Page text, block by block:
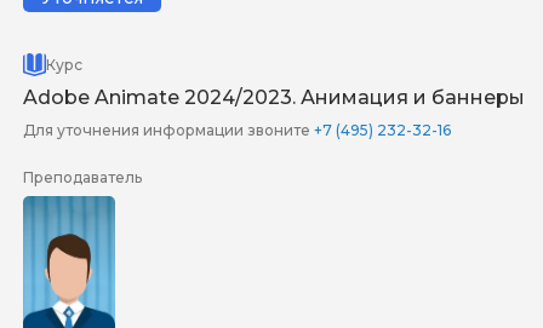
Курс
Adobe Animate 2024/2023. Анимация и баннеры
Для уточнения информации звоните +7 (495) 232-32-16
Преподаватель